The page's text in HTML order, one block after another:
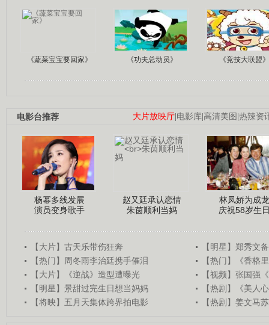
《蔬菜宝宝要回家》 《功夫总动员》 《竞技大联盟》
大片放映厅|电影库|高清美图 |热辣资
电影台推荐
杨幂多线发展
演员变身歌手
赵又廷承认恋情
朱茵顺利当妈
林凤娇为成龙
庆祝58岁生
【大片】古天乐带伤狂奔
【明星】郑秀文
【热门】周冬雨李治廷携手催泪
【热门】《香格
【大片】《逆战》造型遭曝光
【视频】张国强
【明星】景甜过完生日想当妈妈
【热剧】《美人
【将映】五月天集体跨界拍电影
【热剧】姜文马